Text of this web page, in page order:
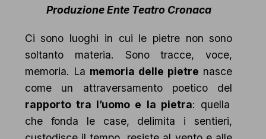
Produzione Ente Teatro Cronaca
Ci sono luoghi in cui le pietre non sono
soltanto materia. Sono tracce, voce,
memoria. La memoria delle pietre nasce
come un attraversamento poetico del
rapporto tra l’uomo e la pietra: quella
che fonda le case, delimita i sentieri,